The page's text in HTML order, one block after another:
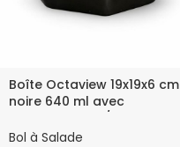
Boîte Octaview 19x19x6 cm
noire 640 ml avec
Bol à Salade